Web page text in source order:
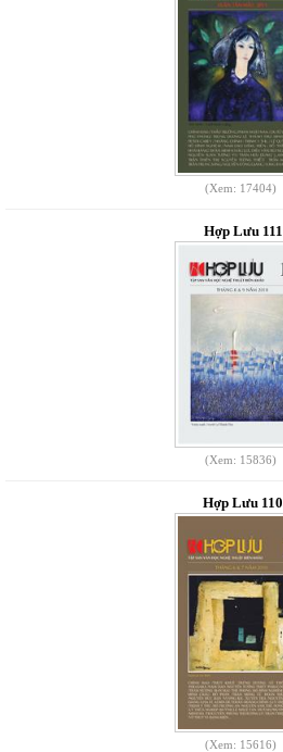
(Xem: 17404)
Hợp Lưu 111
(Xem: 15836)
Hợp Lưu 110
(Xem: 15616)